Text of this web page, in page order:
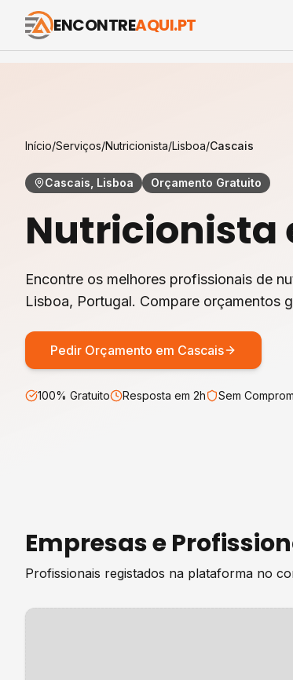
ENCONTREAQUI.PT
Início/Serviços/Nutricionista/Lisboa/Cascais
Cascais, Lisboa Orçamento Gratuito
Nutricionista
Encontre os melhores profissionais de
Lisboa, Portugal. Compare orçamentos
Pedir Orçamento em Cascais
100% Gratuito Resposta em 2h Sem
Empresas e
Profissionais registados na plataforma no